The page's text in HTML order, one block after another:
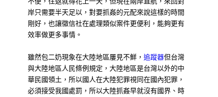
岸只需要半天足以，對要抓姦的元配來說這樣的時間
剛好，也讓徵信社在處理類似案件更便利，能夠更有
效率做更多事情。
雖然包二奶現象在大陸地區屢見不鮮，追蹤器但台灣
與大陸地區人民條例規定，大陸地區是台灣以外的中
華民國領土，所以國人在大陸犯罪視同在國內犯罪，
必須接受我國處罰，所以大陸抓姦早就沒有國界、時